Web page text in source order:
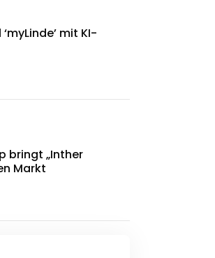
mit KI-
bringt „Inther
Markt